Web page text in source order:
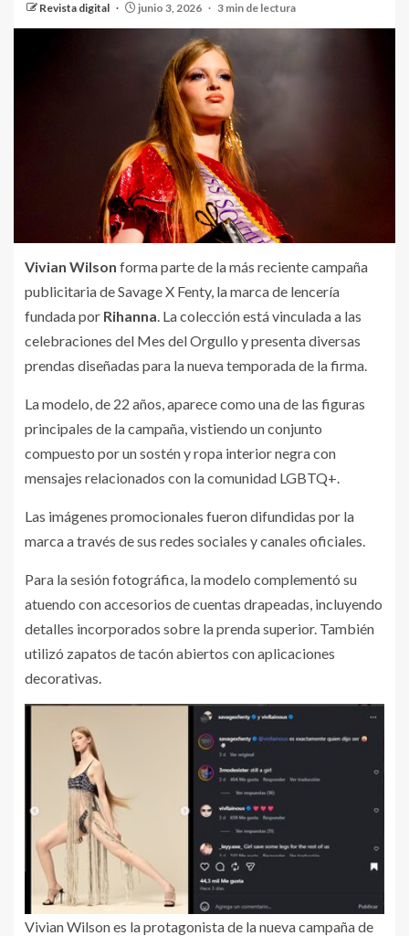
Revista digital junio 3, 2026 3 min de lectura
Vivian Wilson forma parte de la más reciente campaña
publicitaria de Savage X Fenty, la marca de lencería
fundada por Rihanna. La colección está vinculada a las
celebraciones del Mes del Orgullo y presenta diversas
prendas diseñadas para la nueva temporada de la firma.
La modelo, de 22 años, aparece como una de las figuras
principales de la campaña, vistiendo un conjunto
compuesto por un sostén y ropa interior negra con
mensajes relacionados con la comunidad LGBTQ+.
Las imágenes promocionales fueron difundidas por la
marca a través de sus redes sociales y canales oficiales.
Para la sesión fotográfica, la modelo complementó su
atuendo con accesorios de cuentas drapeadas, incluyendo
detalles incorporados sobre la prenda superior. También
utilizó zapatos de tacón abiertos con aplicaciones
decorativas.
Vivian Wilson es la protagonista de la nueva campaña de